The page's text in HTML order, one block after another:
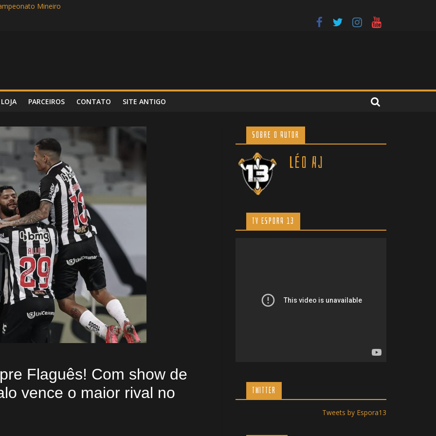
Mineiro
e com show dos garotos, Atlético vence Tombense por 3 a 0 no Independência
Em busca da primeira vitória no Campeonato Mineiro, Atlético enfrenta o Tombense no Independência
LOJA PARCEIROS CONTATO SITE ANTIGO
Flaguês! Com show de
vence o maior rival no
Sobre o Autor
Léo AJ
TV ESPORA 13
TWITTER
Tweets by Espora13